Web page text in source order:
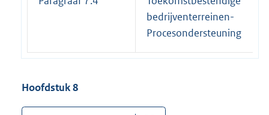
bedrijventerreinen-
Procesondersteuning
Hoofdstuk 8